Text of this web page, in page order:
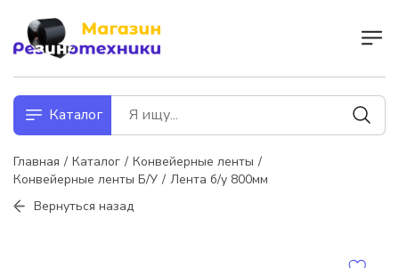
Каталог
Главная Каталог
Конвейерные ленты
Конвейерные ленты Б/У
Лента б/у 800мм
Вернуться назад